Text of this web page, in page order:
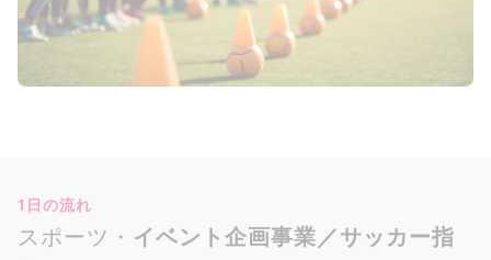
1日の流れ
スポーツ・ イベント企画事業／サッカー指